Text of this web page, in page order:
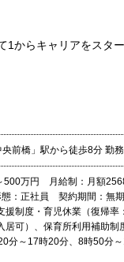
1からキャリアをスタ
前橋」駅から徒歩8分 勤
500万円 月給制：月額
：正社員 契約期間：無
制度・育児休業（復帰
可）、保育所利用補助
分～17時20分、8時50